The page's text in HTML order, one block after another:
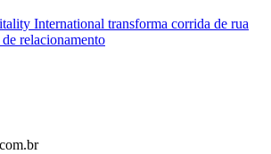
International transforma corrida de rua
relacionamento